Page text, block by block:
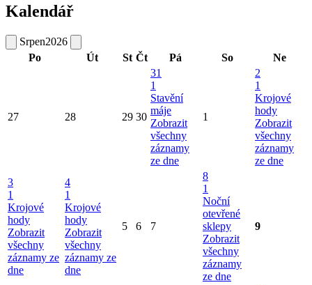
Kalendář
Srpen2026
Po
Út St Čt Pá So Ne
27 28 29 30
31
1
Stavění
máje
Zobrazit
všechny
záznamy
ze dne
1
2
1
Krojové
hody
Zobrazit
všechny
záznamy
ze dne
3
1
Krojové
hody
Zobrazit
všechny
záznamy ze
dne
4
1
Krojové
hody
Zobrazit
všechny
záznamy ze
dne
5 6 7
8
1
Noční
otevřené
sklepy
Zobrazit
všechny
záznamy
ze dne
9